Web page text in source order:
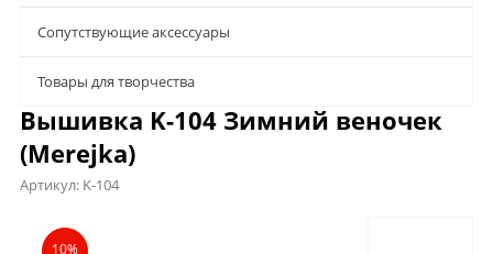
Сопутствующие аксессуары
Товары для творчества
Вышивка K-104 Зимний веночек
(Merejka)
Артикул: K-104
Описание
10%